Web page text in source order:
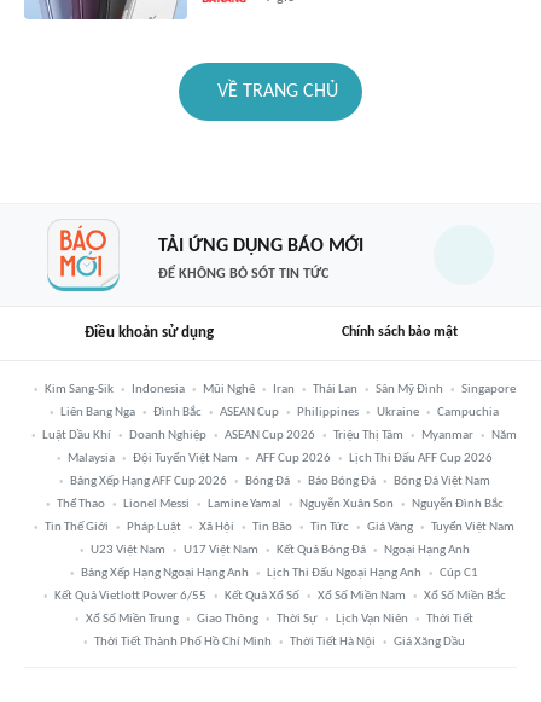
VỀ TRANG CHỦ
TẢI ỨNG DỤNG BÁO MỚI
ĐỂ KHÔNG BỎ SÓT TIN TỨC
Điều khoản sử dụng Chính sách bảo mật
Kim Sang-Sik Indonesia Mũi Nghê Iran Thái Lan Sân Mỹ Đình
Singapore
Liên Bang Nga
Đình Bắc ASEAN Cup Philippines Ukraine
Campuchia
Luật Dầu Khí
Doanh Nghiệp ASEAN Cup 2026 Triệu Thị Tâm Myanmar
Năm
Malaysia
Đội Tuyển Việt Nam AFF Cup 2026
Lịch Thi Đấu AFF Cup 2026
Bảng Xếp Hạng AFF Cup 2026
Bóng Đá Báo Bóng Đá
Bóng Đá Việt Nam
Thể Thao
Lionel Messi Lamine Yamal Nguyễn Xuân Son
Nguyễn Đình Bắc
Tin Thế Giới
Pháp Luật Xã Hội Tin Bão Tin Tức Giá Vàng
Tuyển Việt Nam
U23 Việt Nam
U17 Việt Nam Kết Quả Bóng Đá
Ngoại Hạng Anh
Bảng Xếp Hạng Ngoại Hạng Anh
Lịch Thi Đấu Ngoại Hạng Anh
Cúp C1
Kết Quả Vietlott Power 6/55
Kết Quả Xổ Số Xổ Số Miền Nam
Xổ Số Miền Bắc
Xổ Số Miền Trung
Giao Thông Thời Sự Lịch Vạn Niên
Thời Tiết
Thời Tiết Thành Phố Hồ Chí Minh
Thời Tiết Hà Nội Giá Xăng Dầu